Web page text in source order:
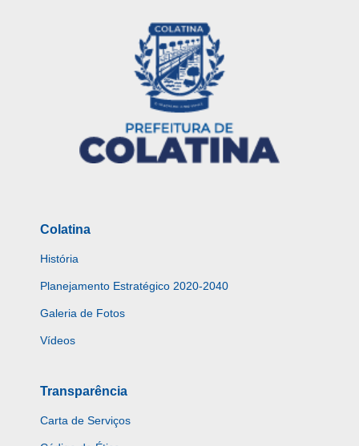
Colatina
História
Planejamento Estratégico 2020-2040
Galeria de Fotos
Vídeos
Transparência
Carta de Serviços